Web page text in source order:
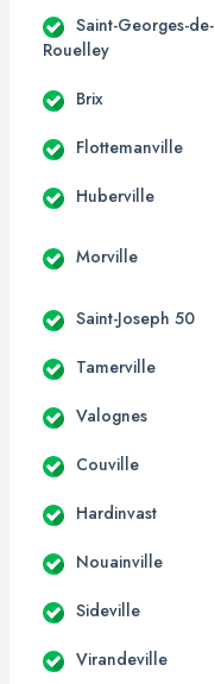
Saint-Georges-de-
Rouelley
Brix
Flottemanville
Huberville
Morville
Saint-Joseph 50
Tamerville
Valognes
Couville
Hardinvast
Nouainville
Sideville
Virandeville